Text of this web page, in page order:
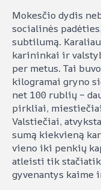
Mokesčio dydis
socialinės
subtilumą.
karininkai ir
per metus. Tai
kilogramai gryno
net 100 rublių –
pirkliai,
Valstiečiai,
sumą kiekvieną
vieno iki penkių
atleisti tik
gyvenantys kaime